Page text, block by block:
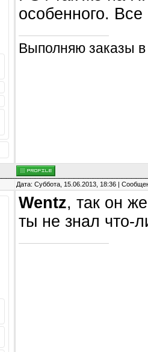
особенного.
Выполняю заказы
Дата: Суббота, 15.06.2013, 18:36 |
Wentz, так он
ты не знал что-